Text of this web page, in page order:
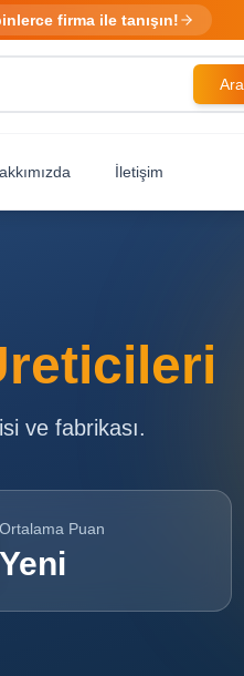
firma ile tanışın!
Ara
İletişim
ve fabrikası.
Ortalama Puan
Yeni